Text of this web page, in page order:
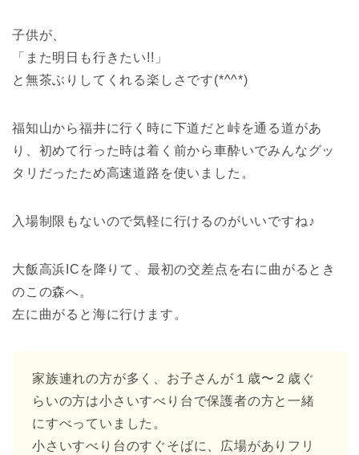
子供が、
「また明日も行きたい!!」
と無茶ぶりしてくれる楽しさです(*^^*)
福知山から福井に行く時に下道だと峠を通る道があ
り、初めて行った時は着く前から車酔いでみんなグッ
タリだったため高速道路を使いました。
入場制限もないので気軽に行けるのがいいですね♪
大飯高浜ICを降りて、最初の交差点を右に曲がるとき
のこの森へ。
左に曲がると海に行けます。
家族連れの方が多く、お子さんが１歳〜２歳ぐ
らいの方は小さいすべり台で保護者の方と一緒
にすべっていました。
小さいすべり台のすぐそばに、広場がありフリ